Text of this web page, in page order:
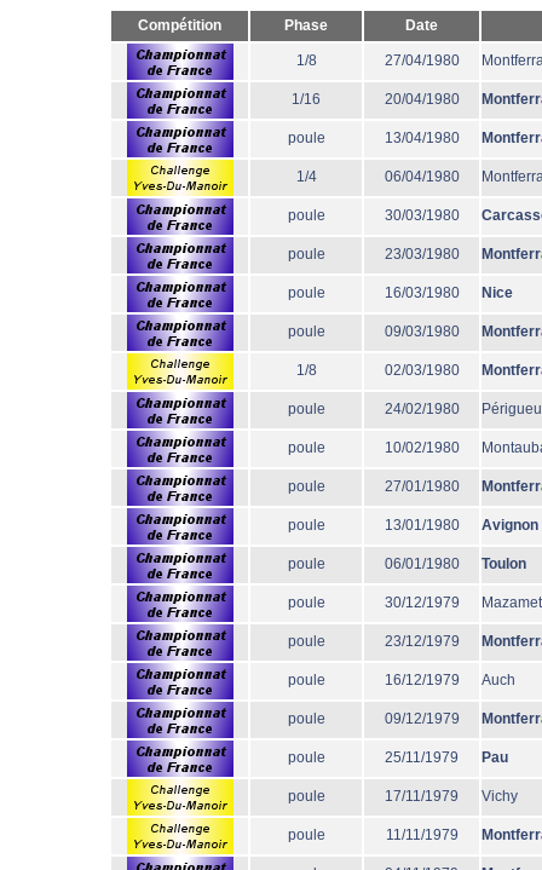
Compétition Phase Date
1/8 27/04/1980
1/16 20/04/1980
poule 13/04/1980
1/4 06/04/1980
poule 30/03/1980
poule 23/03/1980
poule 16/03/1980 Nice
poule 09/03/1980
1/8 02/03/1980
poule 24/02/1980
poule 10/02/1980
poule 27/01/1980
poule 13/01/1980 Avignon
poule 06/01/1980 Toulon
poule 30/12/1979 Mazamet
poule 23/12/1979
poule 16/12/1979 Auch
poule 09/12/1979
poule 25/11/1979 Pau
poule 17/11/1979 Vichy
poule 11/11/1979